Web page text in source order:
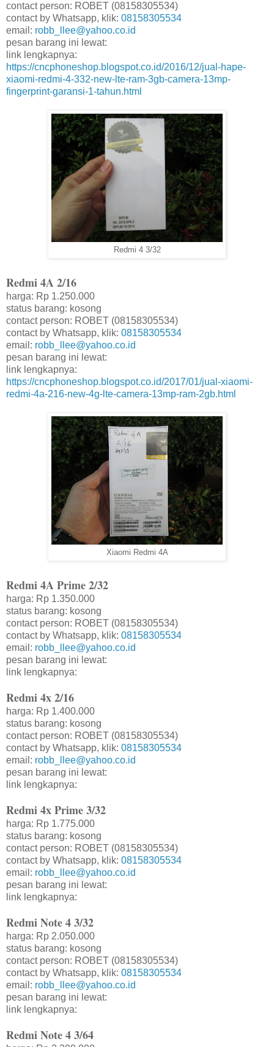
contact person: ROBET (08158305534)
contact by Whatsapp, klik: 08158305534
email: robb_llee@yahoo.co.id
pesan barang ini lewat:
link lengkapnya:
https://cncphoneshop.blogspot.co.id/2016/12/jual-hape-
xiaomi-redmi-4-332-new-lte-ram-3gb-camera-13mp-
fingerprint-garansi-1-tahun.html
Redmi 4 3/32
Redmi 4A 2/16
harga: Rp 1.250.000
status barang: kosong
contact person: ROBET (08158305534)
contact by Whatsapp, klik: 08158305534
email: robb_llee@yahoo.co.id
pesan barang ini lewat:
link lengkapnya:
https://cncphoneshop.blogspot.co.id/2017/01/jual-xiaomi-
redmi-4a-216-new-4g-lte-camera-13mp-ram-2gb.html
Xiaomi Redmi 4A
Redmi 4A Prime 2/32
harga: Rp 1.350.000
status barang: kosong
contact person: ROBET (08158305534)
contact by Whatsapp, klik: 08158305534
email: robb_llee@yahoo.co.id
pesan barang ini lewat:
link lengkapnya:
Redmi 4x 2/16
harga: Rp 1.400.000
status barang: kosong
contact person: ROBET (08158305534)
contact by Whatsapp, klik: 08158305534
email: robb_llee@yahoo.co.id
pesan barang ini lewat:
link lengkapnya:
Redmi 4x Prime 3/32
harga: Rp 1.775.000
status barang: kosong
contact person: ROBET (08158305534)
contact by Whatsapp, klik: 08158305534
email: robb_llee@yahoo.co.id
pesan barang ini lewat:
link lengkapnya:
Redmi Note 4 3/32
harga: Rp 2.050.000
status barang: kosong
contact person: ROBET (08158305534)
contact by Whatsapp, klik: 08158305534
email: robb_llee@yahoo.co.id
pesan barang ini lewat:
link lengkapnya:
Redmi Note 4 3/64